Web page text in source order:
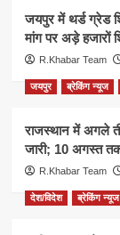
जयपुर में थर्ड ग्रेड
मांग पर अड़े हजारों
R.Khabar Team
जयपुर ब्रेकिंग न्यूज
राजस्थान में अगले
जारी; 10 अगस्त
R.Khabar Team
देश/विदेश ब्रेकिंग न्यूज